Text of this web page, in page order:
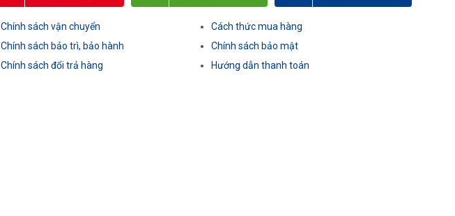
Chính sách vận chuyển
Chính sách bảo trì, bảo hành
Chính sách đổi trả hàng
Cách thức mua hàng
Chính sách bảo mật
Hướng dẫn thanh toán